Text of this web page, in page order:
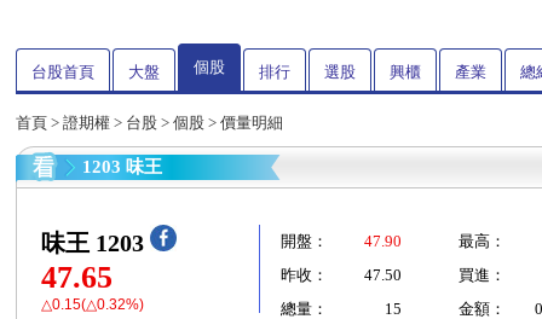
台股首頁 大盤 個股 排行 選股 興櫃 產業 總
首頁 > 證期權 > 台股 > 個股 > 價量明細
1203 味王
味王 1203
47.65
△0.15(△0.32%)
開盤： 47.90
最高：
昨收：
47.50
買進：
總量：
15 金額：